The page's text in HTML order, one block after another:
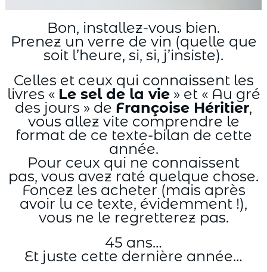
Bon, installez-vous bien.
Prenez un verre de vin (quelle que
soit l’heure, si, si, j’insiste).
Celles et ceux qui connaissent les
livres « Le sel de la vie» et « Au gré
des jours » de Françoise Héritier,
vous allez vite comprendre le
format de ce texte-bilan de cette
année.
Pour ceux qui ne connaissent
pas, vous avez raté quelque chose.
Foncez les acheter (mais après
avoir lu ce texte, évidemment !),
vous ne le regretterez pas.
45 ans…
Et juste cette dernière année…